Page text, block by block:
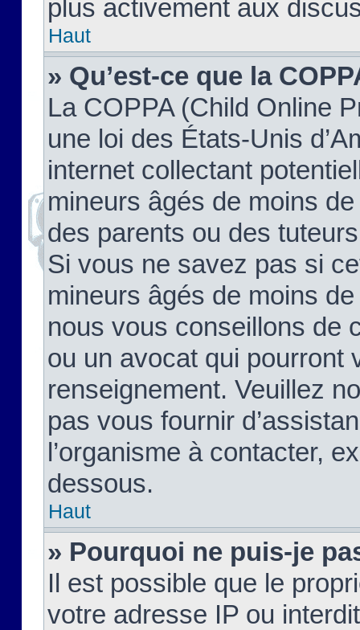
plus activement aux
Haut
» Qu’est-ce que la
La COPPA (Child Online
une loi des États-Unis
internet collectant
mineurs âgés de moins
des parents ou des
Si vous ne savez pas si
mineurs âgés de moins
nous vous conseillons de
ou un avocat qui pourront
renseignement. Veuillez
pas vous fournir
l’organisme à contacter,
dessous.
Haut
» Pourquoi ne puis-je
Il est possible que le
votre adresse IP ou